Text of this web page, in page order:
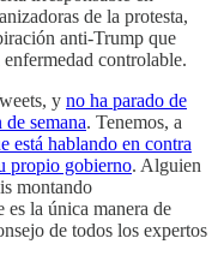
de la protesta,
anti-Trump que
enfermedad controlable.
y no ha parado de
semana. Tenemos, a
está hablando en contra
propio gobierno. Alguien
montando
es la única manera de
de todos los expertos